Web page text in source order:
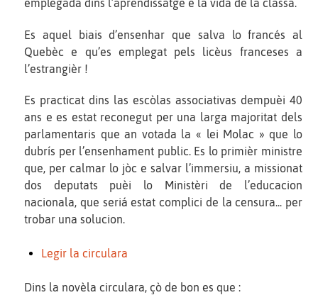
emplegada dins l’aprendissatge e la vida de la classa.
Es aquel biais d’ensenhar que salva lo francés al
Quebèc e qu’es emplegat pels licèus franceses a
l’estrangièr !
Es practicat dins las escòlas associativas dempuèi 40
ans e es estat reconegut per una larga majoritat dels
parlamentaris que an votada la « lei Molac » que lo
dubrís per l’ensenhament public. Es lo primièr ministre
que, per calmar lo jòc e salvar l’immersiu, a missionat
dos deputats puèi lo Ministèri de l’educacion
nacionala, que seriá estat complici de la censura... per
trobar una solucion.
Legir la circulara
Dins la novèla circulara, çò de bon es que :